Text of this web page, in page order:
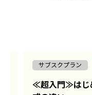
サブスクプラン
≪超入門≫はじ